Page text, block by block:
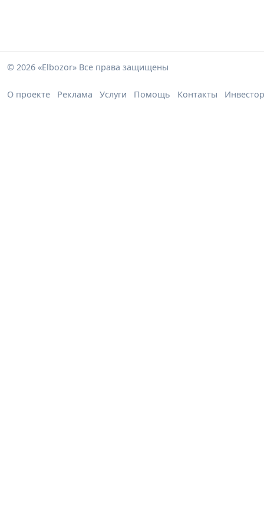
© 2026 «Elbozor» Все права защищены
О проекте Реклама Услуги Помощь Контакты